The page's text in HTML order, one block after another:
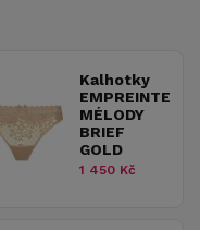
Kalhotky
EMPREINTE
MÉLODY
BRIEF
GOLD
1 450 Kč